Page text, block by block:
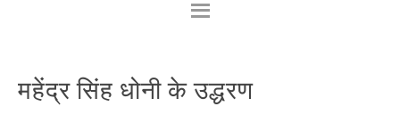
महेंद्र सिंह धोनी के उद्धरण